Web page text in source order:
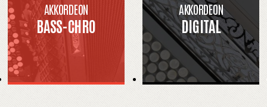
AKKORDEON
BASS-CHRO
AKKORDEON
DIGITAL